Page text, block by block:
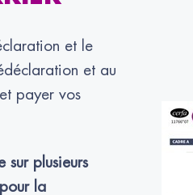
et le
et au
payer vos
sur plusieurs
la